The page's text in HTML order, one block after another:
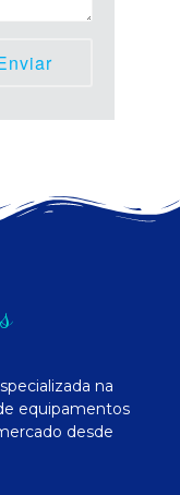
na
equipamentos
desde